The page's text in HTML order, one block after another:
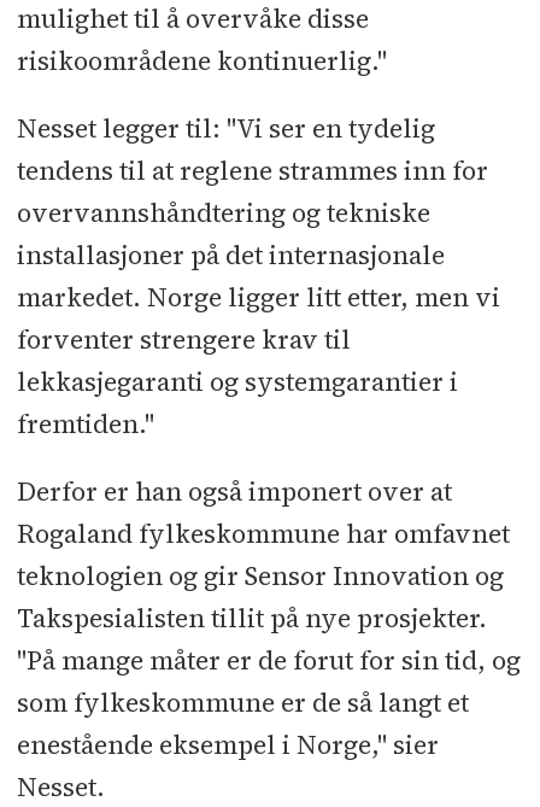
mulighet til å overvåke disse
risikoområdene kontinuerlig."
Nesset legger til: "Vi ser en tydelig
tendens til at reglene strammes inn for
overvannshåndtering og tekniske
installasjoner på det internasjonale
markedet. Norge ligger litt etter, men vi
forventer strengere krav til
lekkasjegaranti og systemgarantier i
fremtiden."
Derfor er han også imponert over at
Rogaland fylkeskommune har omfavnet
teknologien og gir Sensor Innovation og
Takspesialisten tillit på nye prosjekter.
"På mange måter er de forut for sin tid, og
som fylkeskommune er de så langt et
enestående eksempel i Norge," sier
Nesset.